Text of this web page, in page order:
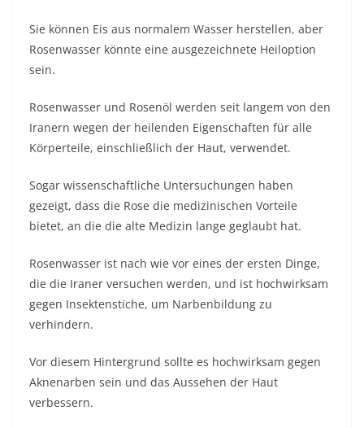
Sie können Eis aus normalem Wasser herstellen, aber
Rosenwasser könnte eine ausgezeichnete Heiloption
sein.
Rosenwasser und Rosenöl werden seit langem von den
Iranern wegen der heilenden Eigenschaften für alle
Körperteile, einschließlich der Haut, verwendet.
Sogar wissenschaftliche Untersuchungen haben
gezeigt, dass die Rose die medizinischen Vorteile
bietet, an die die alte Medizin lange geglaubt hat.
Rosenwasser ist nach wie vor eines der ersten Dinge,
die die Iraner versuchen werden, und ist hochwirksam
gegen Insektenstiche, um Narbenbildung zu
verhindern.
Vor diesem Hintergrund sollte es hochwirksam gegen
Aknenarben sein und das Aussehen der Haut
verbessern.